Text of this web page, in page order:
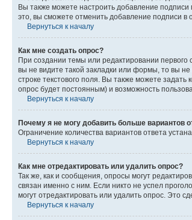
Вы также можете настроить добавление
это, вы сможете отменить добавление подписи
Вернуться к началу
Как мне создать опрос?
При создании темы или редактировании
вы не видите такой закладки или формы, то вы
строке текстового поля. Вы также можете
опрос будет постоянным) и возможность
Вернуться к началу
Почему я не могу добавить больше вариантов
Ограничение количества вариантов ответа
Вернуться к началу
Как мне отредактировать или удалить опрос?
Так же, как и сообщения, опросы могут
связан именно с ним. Если никто не успел
могут отредактировать или удалить опрос. Это
Вернуться к началу